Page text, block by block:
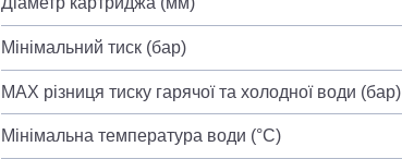
Мінімальний тиск (бар)
MAX різниця тиску гарячої та холодної води (бар)
Мінімальна температура води (°C)